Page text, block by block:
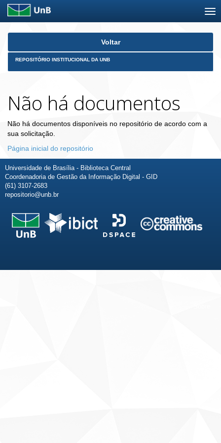
Skip
Voltar
REPOSITÓRIO INSTITUCIONAL DA UNB
Não há documentos
Não há documentos disponíveis no repositório de acordo com a
sua solicitação.
Página inicial do repositório
Universidade de Brasília - Biblioteca Central
Coordenadoria de Gestão da Informação Digital - GID
(61) 3107-2683
repositorio@unb.br